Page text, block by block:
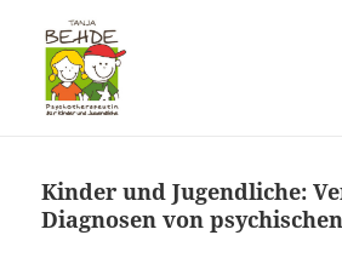
Kinder und Jugendliche:
Diagnosen von